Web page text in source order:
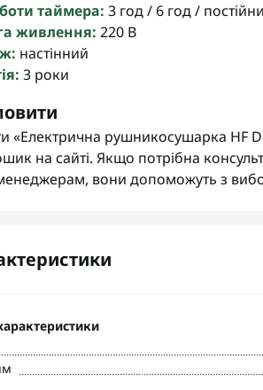
таймера: 3 год / 6 год /
живлення: 220 В
настінний
3 роки
«Електрична рушникосушарка HF
на сайті. Якщо потрібна
вони допоможуть з